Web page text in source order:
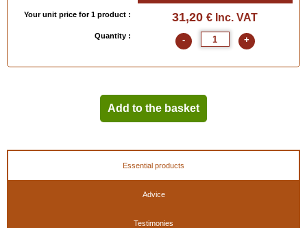
Your unit price for 1 product : 31,20 € Inc. VAT
Quantity : - +
Add to the basket
Essential products
Advice
Testimonies